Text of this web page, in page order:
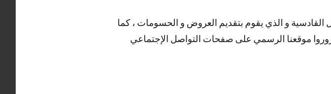
القادسية و الذي يقوم بتقديم العروض و الحسومات ، كما
زوروا موقعنا الرسمي على صفحات التواصل الإجتماعي